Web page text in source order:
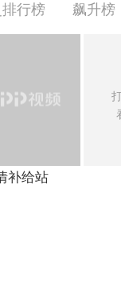
行榜 飙升榜
补给站